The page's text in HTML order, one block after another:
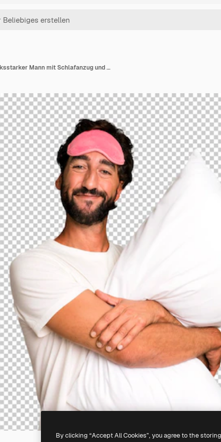
Junger verrückter bärtiger und ausdrucksstarker Mann mit Schlafanzug und Augenmaske und mit einem Kissen
By clicking “Accept All Cookies”, you agree to the